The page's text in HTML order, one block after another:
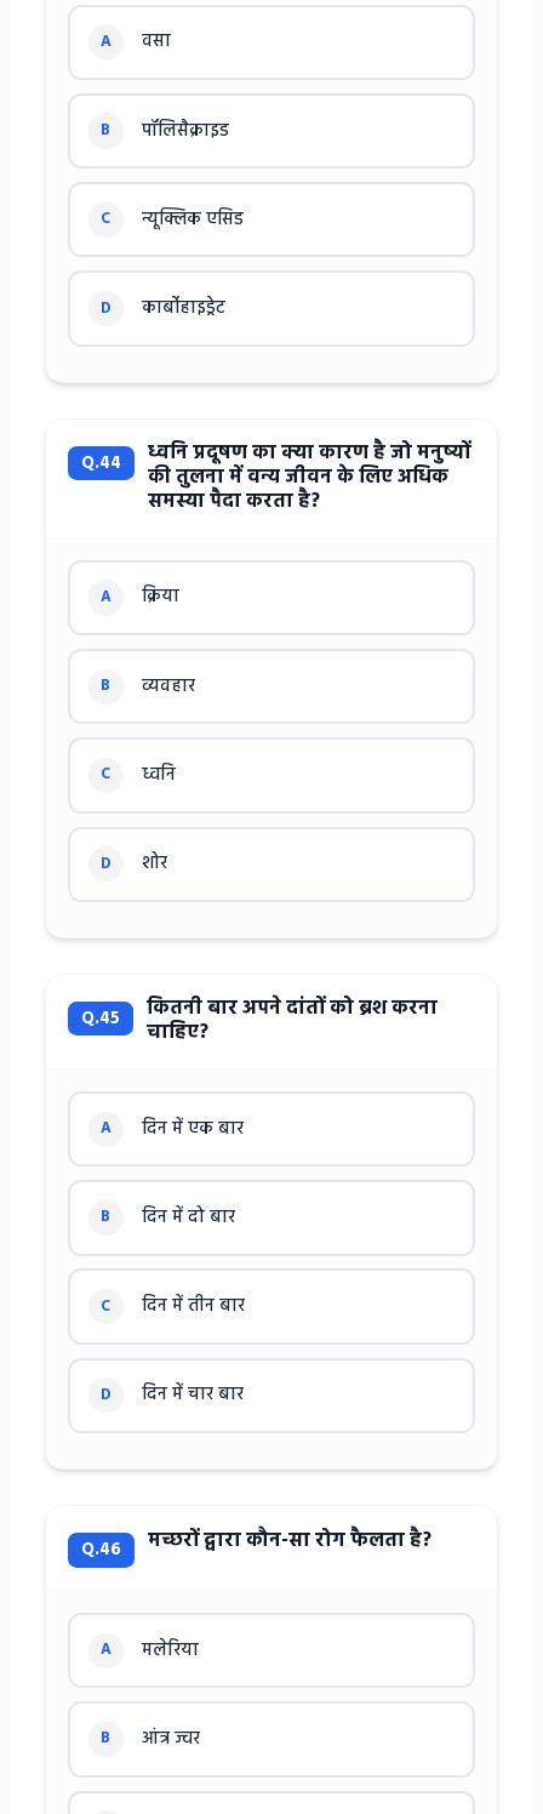
A वसा
B पॉलिसैक्राइड
C न्यूक्लिक एसिड
D कार्बोहाइड्रेट
Q.44 ध्वनि प्रदूषण का क्या कारण है जो मनुष्यों
की तुलना में वन्य जीवन के लिए अधिक
समस्या पैदा करता है?
A क्रिया
B व्यवहार
C ध्वनि
D शोर
Q.45 कितनी बार अपने दांतों को ब्रश करना
चाहिए?
A दिन में एक बार
B दिन में दो बार
C दिन में तीन बार
D दिन में चार बार
Q.46 मच्छरों द्वारा कौन-सा रोग फैलता है?
A मलेरिया
B आंत्र ज्वर